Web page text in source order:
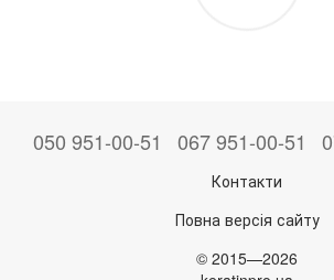
050 951-00-51 067 951-00-51
Контакти
Повна версія сайту
© 2015—2026